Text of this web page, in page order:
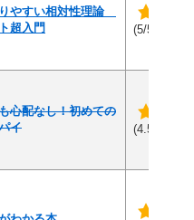
やすい相対性理論
超入門
(5/5)
心配なし！初めての
イ
(4.5/5)